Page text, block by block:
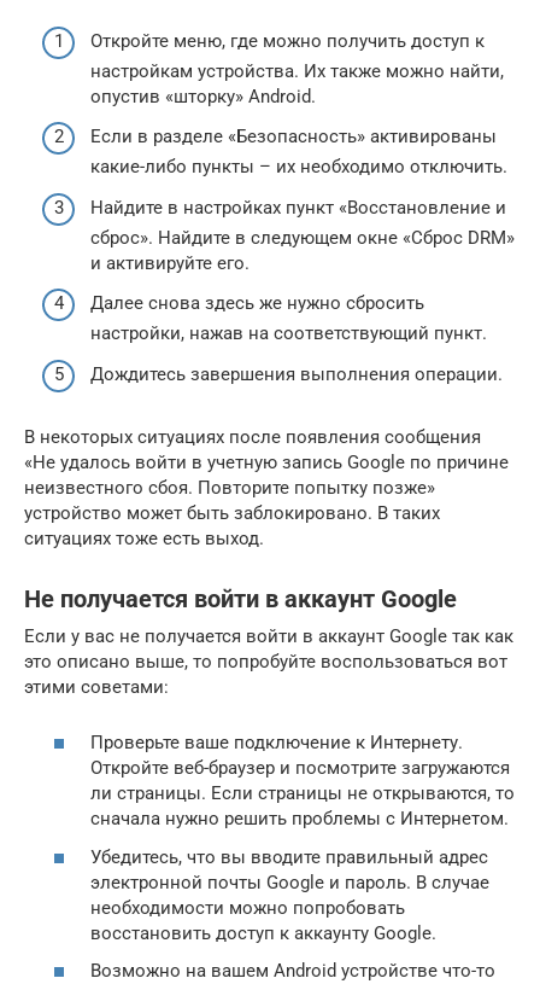
Откройте меню, где можно получить доступ к
настройкам устройства. Их также можно найти,
опустив «шторку» Android.
Если в разделе «Безопасность» активированы
какие-либо пункты – их необходимо отключить.
Найдите в настройках пункт «Восстановление и
сброс». Найдите в следующем окне «Сброс DRM»
и активируйте его.
Далее снова здесь же нужно сбросить
настройки, нажав на соответствующий пункт.
Дождитесь завершения выполнения операции.
В некоторых ситуациях после появления сообщения
«Не удалось войти в учетную запись Google по причине
неизвестного сбоя. Повторите попытку позже»
устройство может быть заблокировано. В таких
ситуациях тоже есть выход.
Не получается войти в аккаунт Google
Если у вас не получается войти в аккаунт Google так как
это описано выше, то попробуйте воспользоваться вот
этими советами:
Проверьте ваше подключение к Интернету.
Откройте веб-браузер и посмотрите загружаются
ли страницы. Если страницы не открываются, то
сначала нужно решить проблемы с Интернетом.
Убедитесь, что вы вводите правильный адрес
электронной почты Google и пароль. В случае
необходимости можно попробовать
восстановить доступ к аккаунту Google.
Возможно на вашем Android устройстве что-то